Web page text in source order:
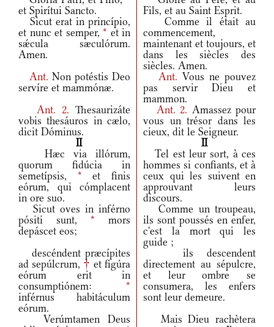
et Spirítui Sancto.
Fils, et au Saint Esprit.
Sicut erat in princípio,
et nunc et semper, * et in
sǽcula sæculórum.
Amen.
Comme il était au
commencement,
maintenant et toujours, et
dans les siècles des
siècles. Amen.
Ant. Non potéstis Deo
servíre et mammónæ.
Ant. Vous ne pouvez
pas servir Dieu et
mammon.
Ant. 2. Thesaurizáte
vobis thesáuros in cælo,
dicit Dóminus.
Ant. 2. Amassez pour
vous un trésor dans les
cieux, dit le Seigneur.
II
II
Hæc via illórum,
quorum fidúcia in
semetípsis, * et finis
eórum, qui cómplacent
in ore suo.
Tel est leur sort, à ces
hommes si confiants, et à
ceux qui les suivent en
approuvant leurs
discours.
Sicut oves in inférno
pósiti sunt, * mors
depáscet eos;
Comme un troupeau,
ils sont poussés en enfer,
c'est la mort qui les
guide ;
descéndent præcípites
ad sepúlcrum, † et figúra
eórum erit in
consumptiónem: *
inférnus habitáculum
eórum.
ils descendent
directement au sépulcre,
et leur ombre se
consumera, les enfers
sont leur demeure.
Verúmtamen Deus
Mais Dieu rachètera